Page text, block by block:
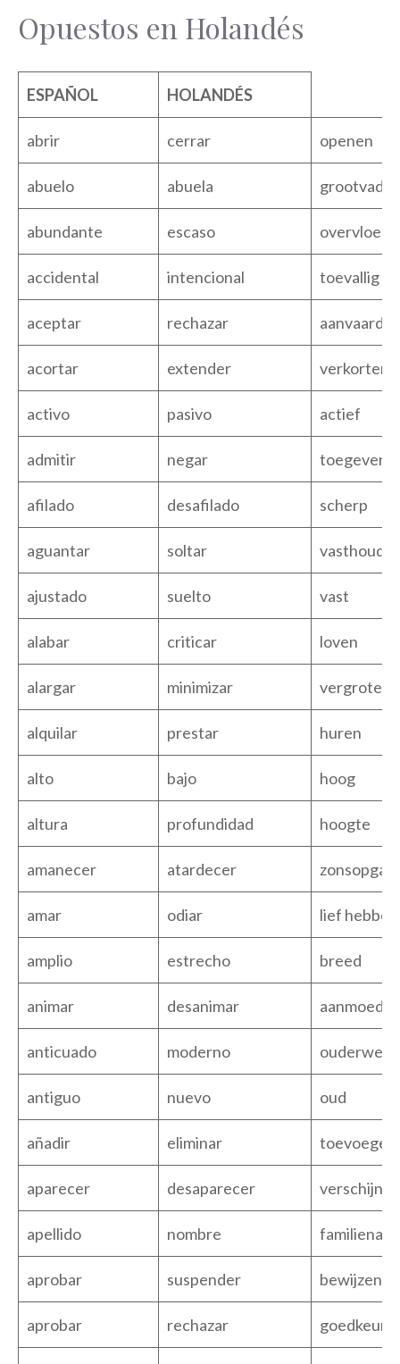
Opuestos en Holandés
ESPAÑOL HOLANDÉS
abrir cerrar openen
abuelo abuela grootvader
abundante escaso
accidental intencional toevallig
aceptar rechazar
acortar extender verkorten
activo pasivo actief
admitir negar toegeven
afilado desafilado scherp
aguantar soltar
ajustado suelto vast
alabar criticar loven
alargar minimizar vergroten
alquilar prestar huren
alto bajo hoog
altura profundidad hoogte
amanecer atardecer
amar odiar lief hebben
amplio estrecho breed
animar desanimar
anticuado moderno ouderwets
antiguo nuevo oud
añadir eliminar toevoegen
aparecer desaparecer verschijnen
apellido nombre
aprobar suspender bewijzen
aprobar rechazar